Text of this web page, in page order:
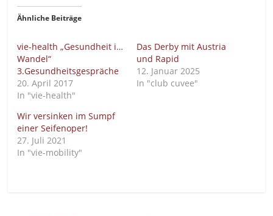
Ähnliche Beiträge
vie-health „Gesundheit im
Wandel“
3.Gesundheitsgespräche
20. April 2017
In "vie-health"
Das Derby mit Austria
und Rapid
12. Januar 2025
In "club cuvee"
Wir versinken im Sumpf
einer Seifenoper!
27. Juli 2021
In "vie-mobility"